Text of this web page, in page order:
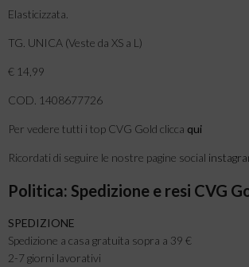
Elasticizzata.
TG. UNICA (Veste da XS a L)
€ 14,99
COD. 1408677726
Per vedere tutti i top CVG Gold clicca qui
Ricordati di seguire le nostre pagine social
Politica: Spedizione e resi CVG
SPEDIZIONE
Spedizione a casa gratuita sopra a 39 €
2-7 giorni lavorativi